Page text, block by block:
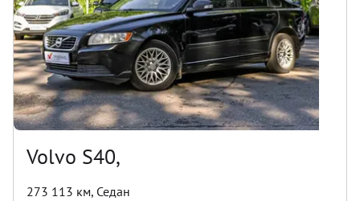
Volvo S40,
273 113 км, Седан